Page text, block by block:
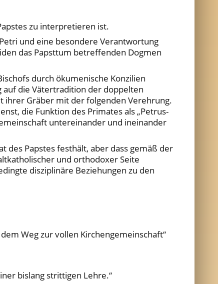
zu interpretieren ist.
und eine besondere Verantwortung
das Papsttum betreffenden Dogmen
durch ökumenische Konzilien
auf die Vätertradition der doppelten
ihrer Gräber mit der folgenden Verehrung.
die Funktion des Primates als „Petrus-
untereinander und ineinander
des Papstes festhält, aber dass gemäß der
und orthodoxer Seite
disziplinäre Beziehungen zu den
Weg zur vollen Kirchengemeinschaft“
bislang strittigen Lehre.“